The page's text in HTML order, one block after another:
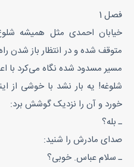
فصل 1
خیابان احمدی مثل همیشه
متوقف شده و در انتظار باز شدن
مسیر مسدود شده نگاه می‌‌کرد با
شلوغه! یه بار نشد با خوشی از
خورد و آن را نزدیک گوشش برد:
ـ بله؟
صدای مادرش را شنید:
ـ سلام عباس. خوبی؟